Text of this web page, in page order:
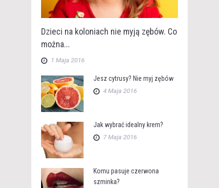
Dzieci na koloniach nie myją zębów. Co
można...
1 Maja 2016
Jesz cytrusy? Nie myj zębów
4 Maja 2016
Jak wybrać idealny krem?
7 Maja 2016
Komu pasuje czerwona
szminka?